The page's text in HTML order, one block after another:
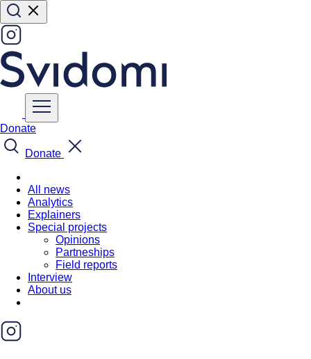
Donate
Donate
All news
Analytics
Explainers
Special projects
Opinions
Partneships
Field reports
Interview
About us